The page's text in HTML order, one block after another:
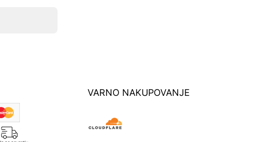
VARNO NAKUPOVANJE